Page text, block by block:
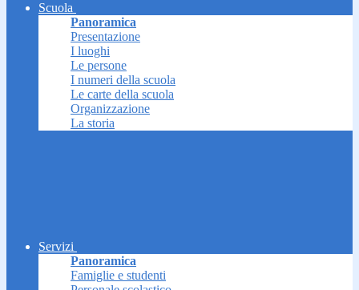
Scuola
Panoramica
Presentazione
I luoghi
Le persone
I numeri della scuola
Le carte della scuola
Organizzazione
La storia
Servizi
Panoramica
Famiglie e studenti